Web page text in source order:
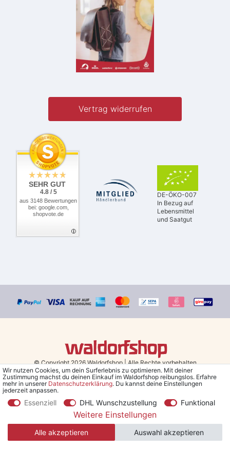
Vertrag widerrufen
SEHR GUT
4.8 / 5
aus 3148 Bewertungen
bei: google.com,
shopvote.de
DE-ÖKO-007
In Bezug auf
Lebensmittel
und Saatgut
© Copyright 2026 Waldorfshop|Alle Rechte vorbehalten.
Bestellungen mit Prio Versand bis 13 Uhr, garantierter Versand am
*Kostenlose Lieferung in Deutschland und Österreich ab 79 €.
nur für Sparversand - ausgenommen Sperrgut und Speditionsware)
**Den 5€ Gutschein erhältst du nach Bestätigung des Newsletters
per Mail. Der Gutschein gilt 30 Tage, Mindestbestellwert 30 €.
Wir nutzen Cookies, um dein Surferlebnis zu optimieren. Mit deiner
Zustimmung machst du deinen Einkauf im Waldorfshop reibungslos. Erfahre
mehr in unserer Daten­schutz­erklärung. Du kannst deine Einstellungen
jederzeit anpassen.
Essenziell DHL Wunschzustellung Funktional
Weitere Einstellungen
Alle akzeptieren Auswahl akzeptieren